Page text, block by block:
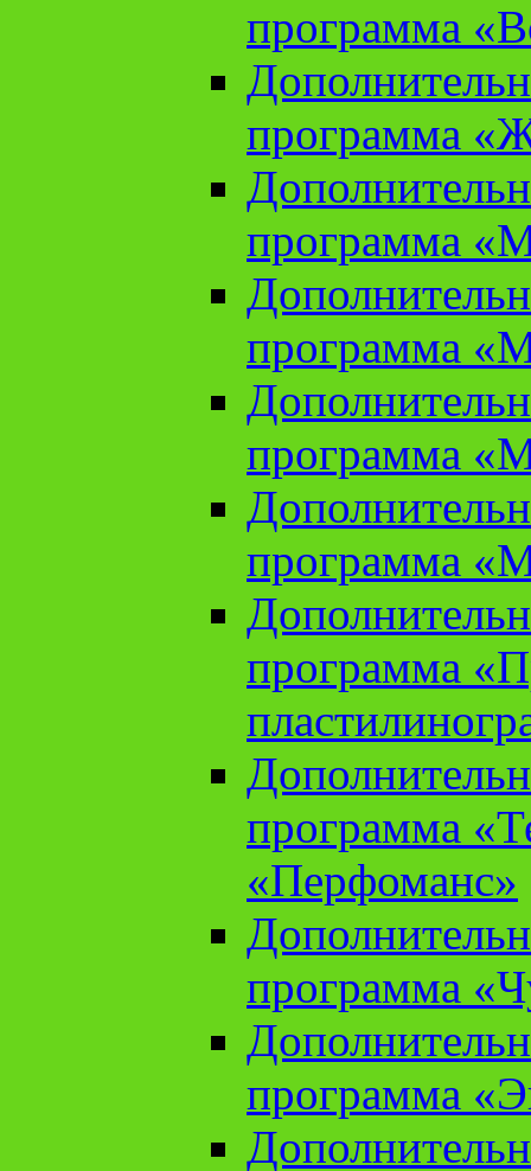
программа
программа
программа
программа
программа
программа
программа
программа
«Перфоманс»
программа
программа